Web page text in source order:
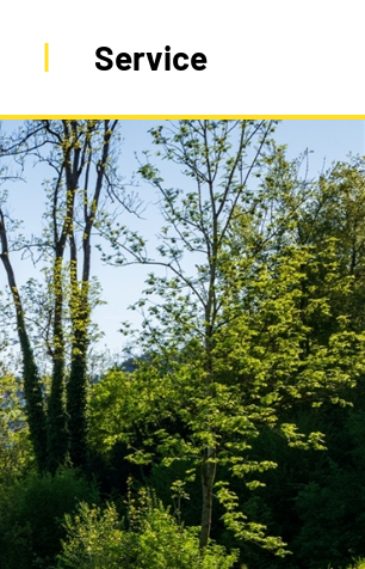
Service